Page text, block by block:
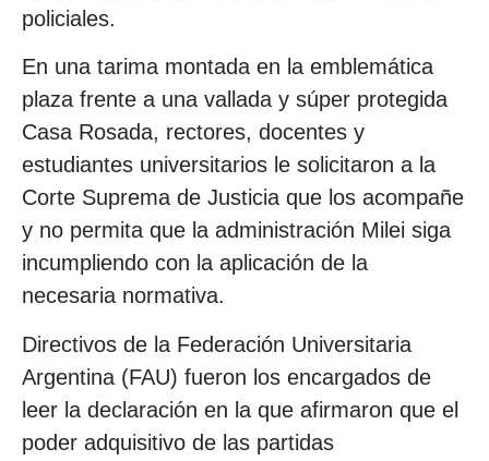
policiales.
En una tarima montada en la emblemática
plaza frente a una vallada y súper protegida
Casa Rosada, rectores, docentes y
estudiantes universitarios le solicitaron a la
Corte Suprema de Justicia que los acompañe
y no permita que la administración Milei siga
incumpliendo con la aplicación de la
necesaria normativa.
Directivos de la Federación Universitaria
Argentina (FAU) fueron los encargados de
leer la declaración en la que afirmaron que el
poder adquisitivo de las partidas